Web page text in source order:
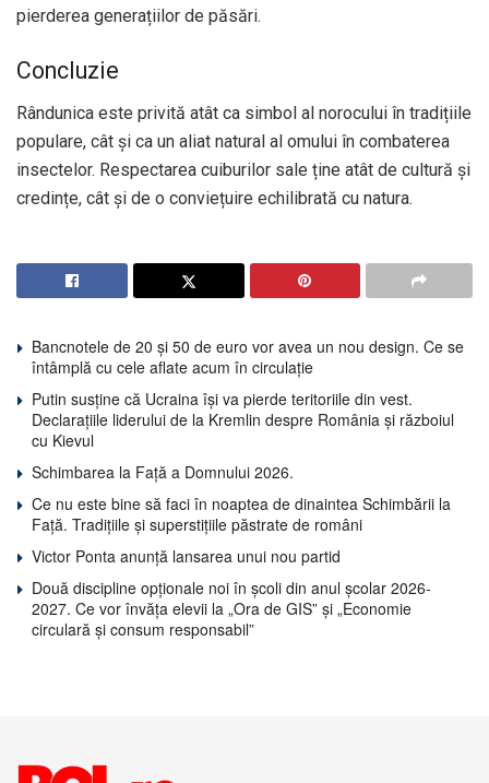
pierderea generațiilor de păsări.
Concluzie
Rândunica este privită atât ca simbol al norocului în tradițiile
populare, cât și ca un aliat natural al omului în combaterea
insectelor. Respectarea cuiburilor sale ține atât de cultură și
credințe, cât și de o conviețuire echilibrată cu natura.
Bancnotele de 20 și 50 de euro vor avea un nou design. Ce se
întâmplă cu cele aflate acum în circulație
Putin susține că Ucraina își va pierde teritoriile din vest.
Declarațiile liderului de la Kremlin despre România și războiul
cu Kievul
Schimbarea la Față a Domnului 2026.
Ce nu este bine să faci în noaptea de dinaintea Schimbării la
Față. Tradițiile și superstițiile păstrate de români
Victor Ponta anunță lansarea unui nou partid
Două discipline opționale noi în școli din anul școlar 2026-
2027. Ce vor învăța elevii la „Ora de GIS” și „Economie
circulară și consum responsabil”